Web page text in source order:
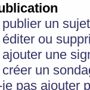
un
ou
une
un
pas ajouter